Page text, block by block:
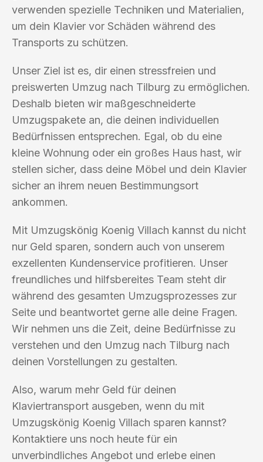
verwenden spezielle Techniken und Materialien,
um dein Klavier vor Schäden während des
Transports zu schützen.
Unser Ziel ist es, dir einen stressfreien und
preiswerten Umzug nach Tilburg zu ermöglichen.
Deshalb bieten wir maßgeschneiderte
Umzugspakete an, die deinen individuellen
Bedürfnissen entsprechen. Egal, ob du eine
kleine Wohnung oder ein großes Haus hast, wir
stellen sicher, dass deine Möbel und dein Klavier
sicher an ihrem neuen Bestimmungsort
ankommen.
Mit Umzugskönig Koenig Villach kannst du nicht
nur Geld sparen, sondern auch von unserem
exzellenten Kundenservice profitieren. Unser
freundliches und hilfsbereites Team steht dir
während des gesamten Umzugsprozesses zur
Seite und beantwortet gerne alle deine Fragen.
Wir nehmen uns die Zeit, deine Bedürfnisse zu
verstehen und den Umzug nach Tilburg nach
deinen Vorstellungen zu gestalten.
Also, warum mehr Geld für deinen
Klaviertransport ausgeben, wenn du mit
Umzugskönig Koenig Villach sparen kannst?
Kontaktiere uns noch heute für ein
unverbindliches Angebot und erlebe einen